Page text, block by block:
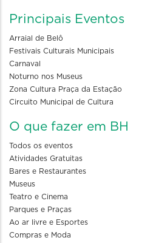
Principais Eventos
Arraial de Belô
Festivais Culturais Municipais
Carnaval
Noturno nos Museus
Zona Cultura Praça da Estação
Circuito Municipal de Cultura
O que fazer em BH
Todos os eventos
Atividades Gratuitas
Bares e Restaurantes
Museus
Teatro e Cinema
Parques e Praças
Ao ar livre e Esportes
Compras e Moda